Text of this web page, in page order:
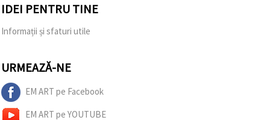
IDEI PENTRU TINE
Informații și sfaturi utile
URMEAZĂ-NE
EM ART pe Facebook
EM ART pe YOUTUBE